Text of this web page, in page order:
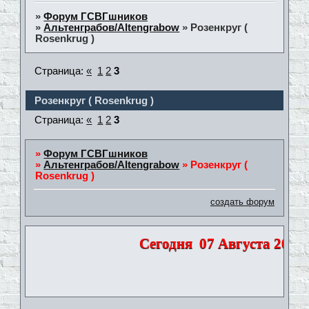
»Форум ГСВГшников
»Альтенграбов/Altengrabow » Розенкруг (
Rosenkrug )
Розенкруг ( Rosenkrug )
Страница:« 1 2 3
Страница:« 1 2 3
»Форум ГСВГшников
» Альтенграбов/Altengrabow » Розенкруг (
Rosenkrug )
создать форум
Сегодня 07 Августа